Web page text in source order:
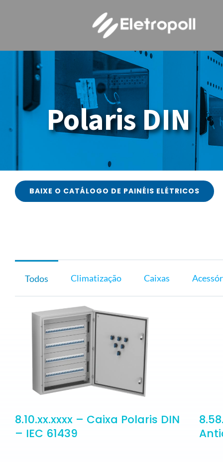
ELETROPOLL BANDEJAMENTOS
ELETROPOLL PAINÉIS ELÉTRICOS
TRABALHE CONOSCO
PORTUGUÊS DO BRASIL
ENGLISH
ESPAÑOL
Polaris DIN
Fale conosco
BAIXE O CATÁLOGO DE PAINÉIS ELÉTRICOS
Todos Climatização Caixas
8.10.xx.xxxx – Caixa Polaris DIN
– IEC 61439